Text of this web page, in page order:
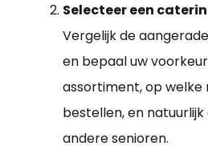
Selecteer een
Vergelijk de
en bepaal uw
assortiment, op welke
bestellen, en
andere senioren.